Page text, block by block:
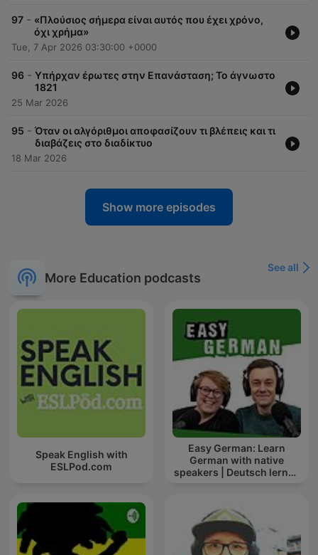
97 - «Πλούσιος σήμερα είναι αυτός που έχει χρόνο,
όχι χρήμα»
Tue, 7 Apr 2026 03:30:00 +0000
96 - Υπήρχαν έρωτες στην Επανάσταση; Το άγνωστο
1821
25 Mar 2026
95 - Όταν οι αλγόριθμοι αποφασίζουν τι βλέπεις και τι
διαβάζεις στο διαδίκτυο
18 Mar 2026
Show more episodes
More Education podcasts
See all
Speak English with
ESLPod.com
Easy German: Learn
German with native
speakers | Deutsch lernen